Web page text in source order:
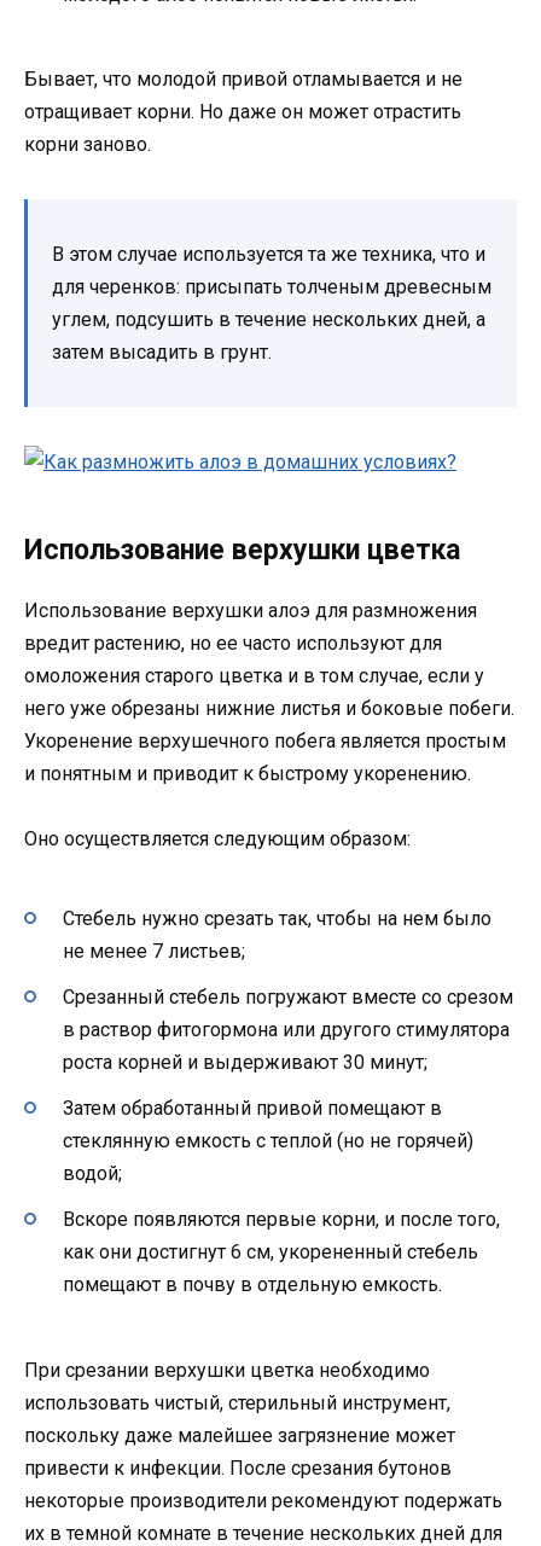
Бывает, что молодой привой отламывается и не
отращивает корни. Но даже он может отрастить
корни заново.
В этом случае используется та же техника, что и
для черенков: присыпать толченым древесным
углем, подсушить в течение нескольких дней, а
затем высадить в грунт.
Использование верхушки цветка
Использование верхушки алоэ для размножения
вредит растению, но ее часто используют для
омоложения старого цветка и в том случае, если у
него уже обрезаны нижние листья и боковые побеги.
Укоренение верхушечного побега является простым
и понятным и приводит к быстрому укоренению.
Оно осуществляется следующим образом:
Стебель нужно срезать так, чтобы на нем было
не менее 7 листьев;
Срезанный стебель погружают вместе со срезом
в раствор фитогормона или другого стимулятора
роста корней и выдерживают 30 минут;
Затем обработанный привой помещают в
стеклянную емкость с теплой (но не горячей)
водой;
Вскоре появляются первые корни, и после того,
как они достигнут 6 см, укорененный стебель
помещают в почву в отдельную емкость.
При срезании верхушки цветка необходимо
использовать чистый, стерильный инструмент,
поскольку даже малейшее загрязнение может
привести к инфекции. После срезания бутонов
некоторые производители рекомендуют подержать
их в темной комнате в течение нескольких дней для